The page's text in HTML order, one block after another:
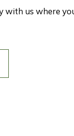
with us where